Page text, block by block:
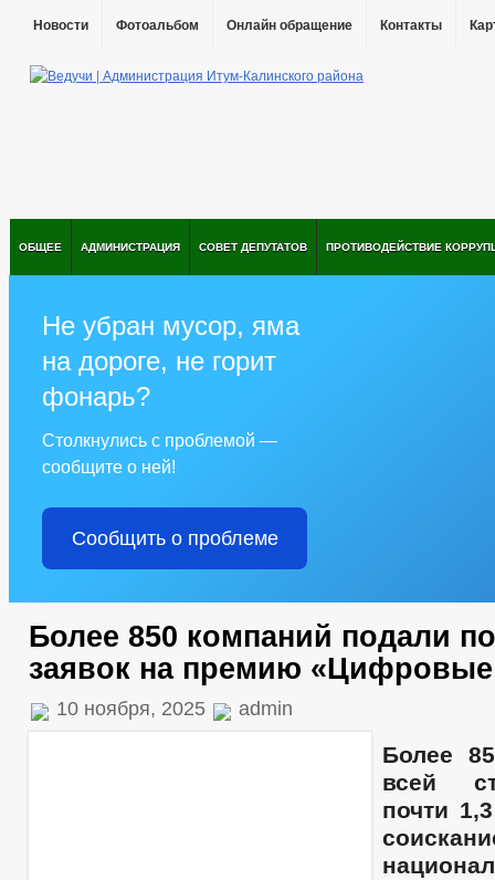
Новости Фотоальбом Онлайн обращение Контакты
ОБЩЕЕ АДМИНИСТРАЦИЯ СОВЕТ ДЕПУТАТОВ ПРОТИВОДЕЙСТВИЕ
Не убран мусор, яма
на дороге, не горит
фонарь?
Столкнулись с проблемой —
сообщите о ней!
Сообщить о проблеме
Более 850 компаний подали
заявок на премию
10 ноября, 2025 admin
Более
всей
почти